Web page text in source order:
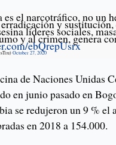
el narcotráfico, no un
y
líderes sociales,
y al crimen, genera
ebQrepUsrx
October 27, 2020
de Naciones Unidas
en junio pasado en
se redujeron un 9 % el
en 2018 a 154.000.